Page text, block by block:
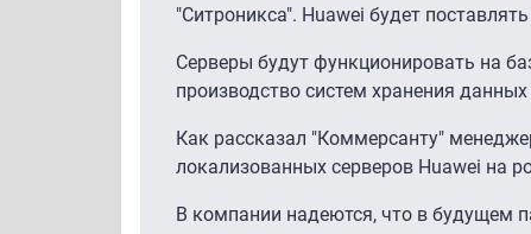
"Ситроникса". Huawei будет
Cерверы будут функционировать на
производство систем хранения
Как рассказал "Коммерсанту"
локализованных серверов Huawei на
В компании надеются, что в будущем